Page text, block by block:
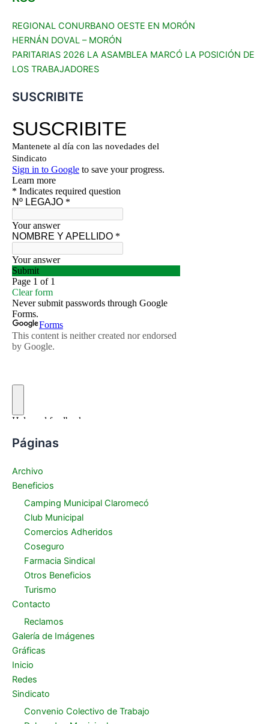
REGIONAL CONURBANO OESTE EN MORÓN
HERNÁN DOVAL – MORÓN
PARITARIAS 2026 LA ASAMBLEA MARCÓ LA POSICIÓN DE
LOS TRABAJADORES
SUSCRIBITE
Páginas
Archivo
Beneficios
Camping Municipal Claromecó
Club Municipal
Comercios Adheridos
Coseguro
Farmacia Sindical
Otros Beneficios
Turismo
Contacto
Reclamos
Galería de Imágenes
Gráficas
Inicio
Redes
Sindicato
Convenio Colectivo de Trabajo